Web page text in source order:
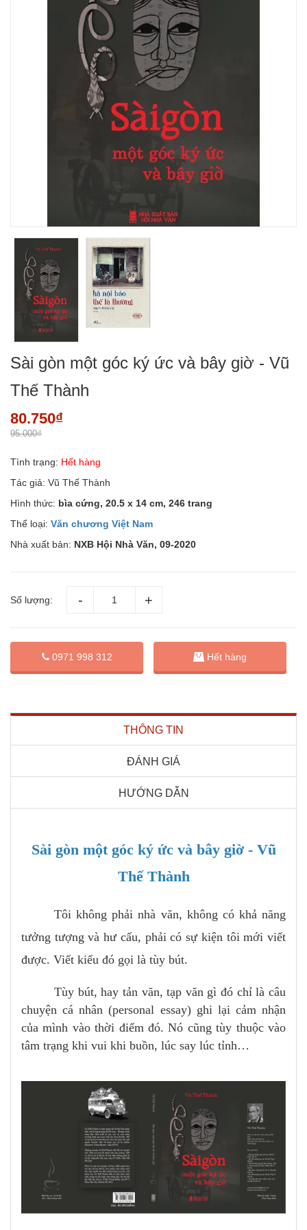
Sài gòn một góc ký ức và bây giờ - Vũ
Thế Thành
80.750₫
95.000₫
Tình trạng: Hết hàng
Tác giả: Vũ Thế Thành
Hình thức: bìa cứng, 20.5 x 14 cm, 246 trang
Thể loại: Văn chương Việt Nam
Nhà xuất bản: NXB Hội Nhà Văn, 09-2020
Số lượng:
0971 998 312 Hết hàng
THÔNG TIN
ĐÁNH GIÁ
HƯỚNG DẪN
Sài gòn một góc ký ức và bây giờ - Vũ
Thế Thành
Tôi không phải nhà văn, không có khả năng
tưởng tượng và hư cấu, phải có sự kiện tôi mới viết
được. Viết kiểu đó gọi là tùy bút.
Tùy bút, hay tản văn, tạp văn gì đó chỉ là câu
chuyện cá nhân (personal essay) ghi lại cảm nhận
của mình vào thời điểm đó. Nó cũng tùy thuộc vào
tâm trạng khi vui khi buồn, lúc say lúc tỉnh…